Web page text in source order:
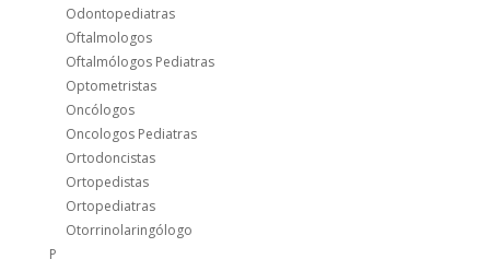
Odontopediatras
Oftalmologos
Oftalmólogos Pediatras
Optometristas
Oncólogos
Oncologos Pediatras
Ortodoncistas
Ortopedistas
Ortopediatras
Otorrinolaringólogo
P